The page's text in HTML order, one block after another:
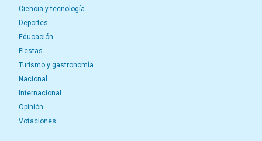
Ciencia y tecnología
Deportes
Educación
Fiestas
Turismo y gastronomía
Nacional
Internacional
Opinión
Votaciones